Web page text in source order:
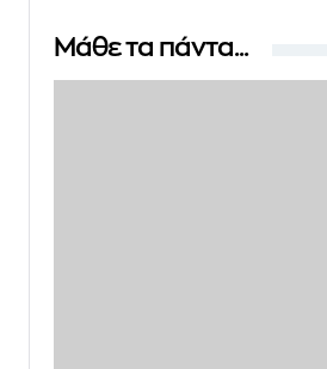
Μάθε τα πάντα...